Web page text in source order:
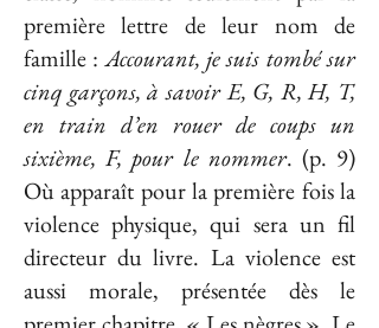
première lettre de leur nom de
famille :Accourant, je suis tombé sur
cinq garçons, à savoir E, G, R, H, T,
en train d’en rouer de coups un
sixième, F, pour le nommer. (p. 9)
Où apparaît pour la première fois la
violence physique, qui sera un fil
directeur du livre. La violence est
aussi morale, présentée dès le